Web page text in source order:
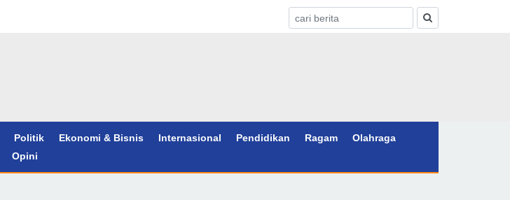
Politik Ekonomi & Bisnis Internasional Pendidikan Ragam
Olahraga
Opini